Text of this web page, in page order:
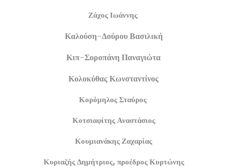
Ζάχος Ιωάννης
Καλούση-Δούρου Βασιλική
Κιπ-Σοροπάνη Παναγιώτα
Κολοκύθας Κωνσταντίνος
Κορόμηλος Σταύρος
Κοτσιαφίτης Αναστάσιος
Κουμιανάκης Ζαχαρίας
Κυριαζής Δημήτριος, προέδρος Κυρτώνης